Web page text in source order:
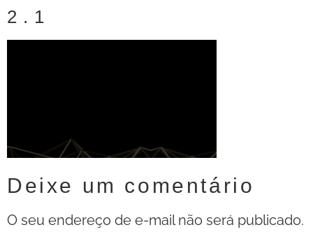
2.1
Deixe um comentário
O seu endereço de e-mail não será publicado.